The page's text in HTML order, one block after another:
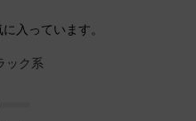
入っています。
ック系